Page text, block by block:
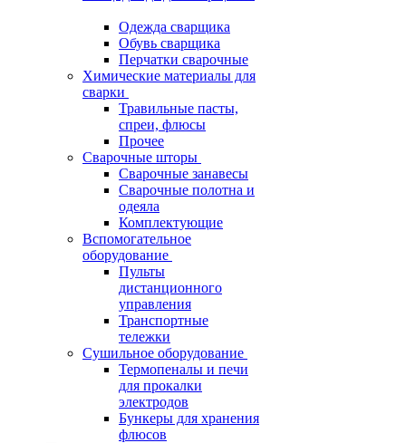
Одежда сварщика
Обувь сварщика
Перчатки сварочные
Химические материалы для
сварки
Травильные пасты,
спреи, флюсы
Прочее
Сварочные шторы
Сварочные занавесы
Сварочные полотна и
одеяла
Комплектующие
Вспомогательное
оборудование
Пульты
дистанционного
управления
Транспортные
тележки
Сушильное оборудование
Термопеналы и печи
для прокалки
электродов
Бункеры для хранения
флюсов